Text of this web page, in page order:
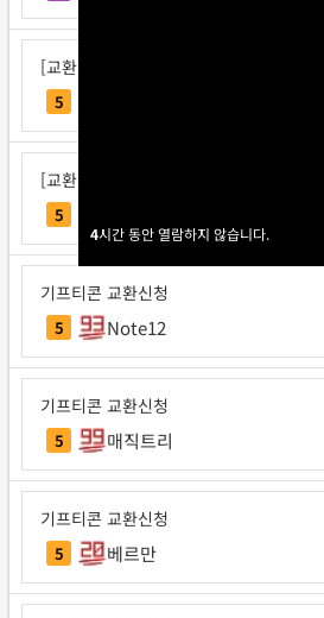
4시간 동안 열람하지 않습니다.
4시간 동안 열람하지 않습니다.
[교환신청] 다또속
5
[교환신청] 일구쏙이구팅
5
기프티콘 교환신청
5 Note12
기프티콘 교환신청
5 매직트리
기프티콘 교환신청
5 베르만